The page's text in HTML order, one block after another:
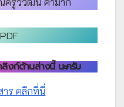
PDF
งก์ด้านล่างนี้ นะครับ
าร คลิกที่นี่